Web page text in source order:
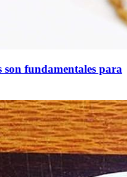
fundamentales para